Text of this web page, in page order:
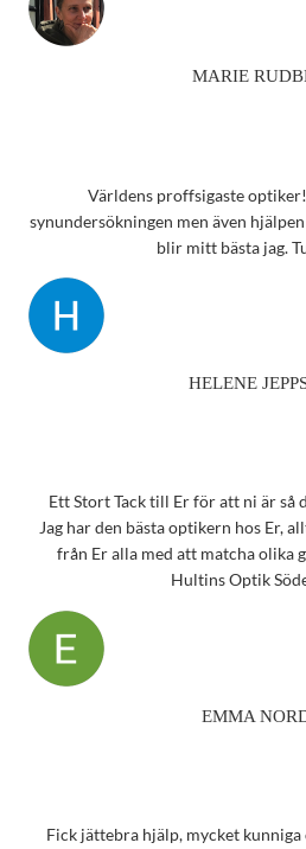
MARIE
Världens proffsigaste
synundersökningen men även
blir mitt bästa jag.
HELENE
Ett Stort Tack till Er för att ni är så
Jag har den bästa optikern hos Er,
från Er alla med att matcha olika
Hultins Optik
EMMA
Fick jättebra hjälp, mycket